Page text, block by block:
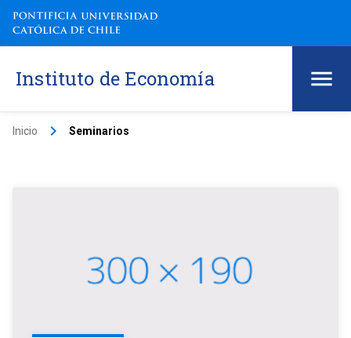
Instituto de Economía
Inicio keyboard_arrow_right Seminarios